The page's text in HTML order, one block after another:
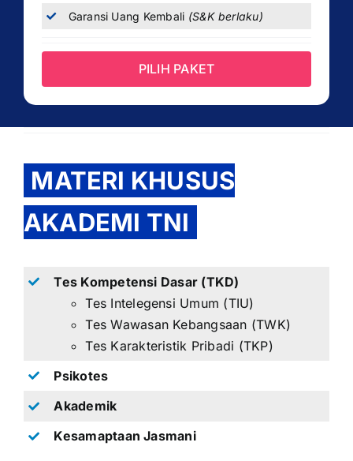
Garansi Uang Kembali (S&K berlaku)
PILIH PAKET
MATERI KHUSUS
AKADEMI TNI
Tes Kompetensi Dasar (TKD)
Tes Intelegensi Umum (TIU)
Tes Wawasan Kebangsaan (TWK)
Tes Karakteristik Pribadi (TKP)
Psikotes
Akademik
Kesamaptaan Jasmani